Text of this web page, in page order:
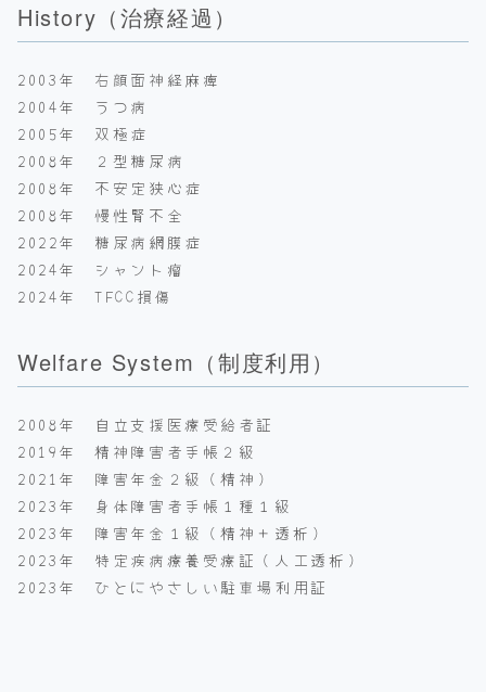
History（治療経過）
2003年 右顔面神経麻痺
2004年 うつ病
2005年 双極症
2008年 ２型糖尿病
2008年 不安定狭心症
2008年 慢性腎不全
2022年 糖尿病網膜症
2024年 シャント瘤
2024年 TFCC損傷
Welfare System（制度利用）
2008年 自立支援医療受給者証
2019年 精神障害者手帳２級
2021年 障害年金２級（精神）
2023年 身体障害者手帳１種１級
2023年 障害年金１級（精神＋透析）
2023年 特定疾病療養受療証（人工透析）
2023年 ひとにやさしい駐車場利用証